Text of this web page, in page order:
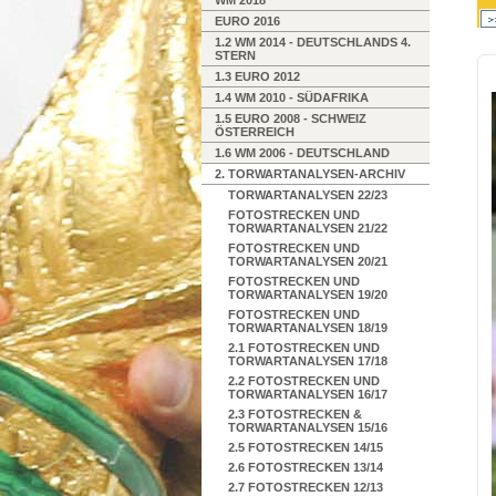
EURO 2016
1.2 WM 2014 - DEUTSCHLANDS 4.
STERN
1.3 EURO 2012
1.4 WM 2010 - SÜDAFRIKA
1.5 EURO 2008 - SCHWEIZ
ÖSTERREICH
1.6 WM 2006 - DEUTSCHLAND
2. TORWARTANALYSEN-ARCHIV
TORWARTANALYSEN 22/23
FOTOSTRECKEN UND
TORWARTANALYSEN 21/22
FOTOSTRECKEN UND
TORWARTANALYSEN 20/21
FOTOSTRECKEN UND
TORWARTANALYSEN 19/20
FOTOSTRECKEN UND
TORWARTANALYSEN 18/19
2.1 FOTOSTRECKEN UND
TORWARTANALYSEN 17/18
2.2 FOTOSTRECKEN UND
TORWARTANALYSEN 16/17
2.3 FOTOSTRECKEN &
TORWARTANALYSEN 15/16
2.5 FOTOSTRECKEN 14/15
2.6 FOTOSTRECKEN 13/14
2.7 FOTOSTRECKEN 12/13